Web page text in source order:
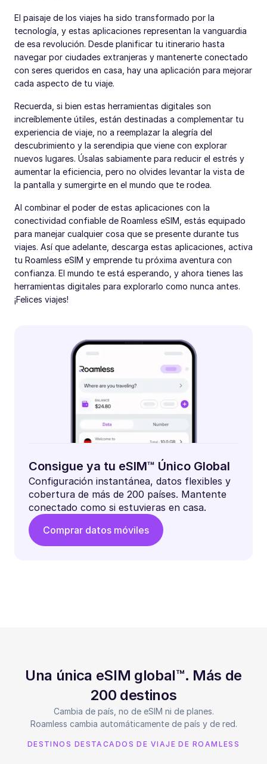
El paisaje de los viajes ha sido transformado por la
tecnología, y estas aplicaciones representan la vanguardia
de esa revolución. Desde planificar tu itinerario hasta
navegar por ciudades extranjeras y mantenerte conectado
con seres queridos en casa, hay una aplicación para mejorar
cada aspecto de tu viaje.
Recuerda, si bien estas herramientas digitales son
increíblemente útiles, están destinadas a complementar tu
experiencia de viaje, no a reemplazar la alegría del
descubrimiento y la serendipia que viene con explorar
nuevos lugares. Úsalas sabiamente para reducir el estrés y
aumentar la eficiencia, pero no olvides levantar la vista de
la pantalla y sumergirte en el mundo que te rodea.
Al combinar el poder de estas aplicaciones con la
conectividad confiable de Roamless eSIM, estás equipado
para manejar cualquier cosa que se presente durante tus
viajes. Así que adelante, descarga estas aplicaciones, activa
tu Roamless eSIM y emprende tu próxima aventura con
confianza. El mundo te está esperando, y ahora tienes las
herramientas digitales para explorarlo como nunca antes.
¡Felices viajes!
Consigue ya tu eSIM™ Único Global
Configuración instantánea, datos flexibles y
cobertura de más de 200 países. Mantente
conectado como si estuvieras en casa.
Comprar datos móviles
Una única eSIM global™. Más de
200 destinos
Cambia de país, no de eSIM ni de planes.
Roamless cambia automáticamente de país y de red.
DESTINOS DESTACADOS DE VIAJE DE ROAMLESS